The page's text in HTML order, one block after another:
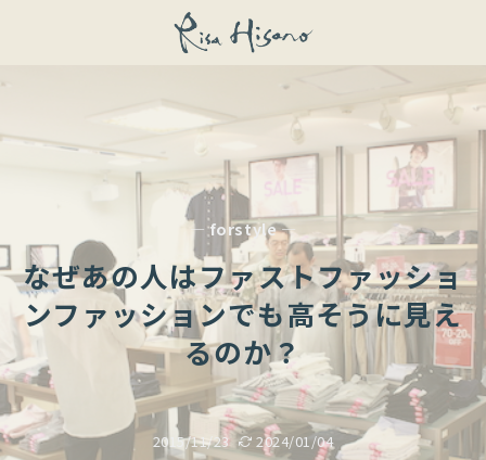
— forstyle —
なぜあの人はファストファッショ
ンファッションでも高そうに見え
るのか？
2015/11/23 2024/01/04